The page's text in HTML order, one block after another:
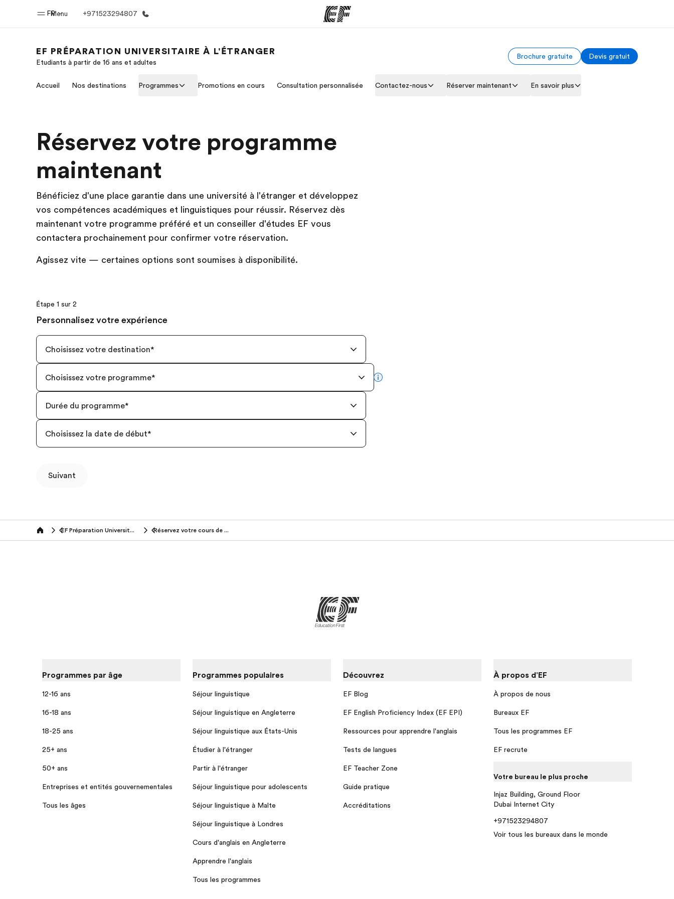
Menu
FR +971523294807
Bienvenue chez EF Nos offres Trouver un bureau Qui sommes-nous ? Rejoignez nos équipes
EF PRÉPARATION UNIVERSITAIRE À L'ÉTRANGER
Etudiants à partir de 16 ans et adultes
Brochure gratuite Devis gratuit
Accueil Nos destinations Programmes Promotions en cours Consultation personnalisée Contactez-nous Réserver maintenant En savoir plus
Réservez votre programme
maintenant
Bénéficiez d'une place garantie dans une université à l'étranger et développez
vos compétences académiques et linguistiques pour réussir. Réservez dès
maintenant votre programme préféré et un conseiller d'études EF vous
contactera prochainement pour confirmer votre réservation.
Agissez vite — certaines options sont soumises à disponibilité.
Étape 1 sur 2
Personnalisez votre expérience
Choisissez votre destination*
Choisissez votre programme* more info
Durée du programme*
Choisissez la date de début*
Suivant
Home EF Préparation Universitaire Réservez votre cours de langue
Programmes par âge
12-16 ans
16-18 ans
18-25 ans
25+ ans
50+ ans
Entreprises et entités gouvernementales
Tous les âges
Programmes populaires
Séjour linguistique
Séjour linguistique en Angleterre
Séjour linguistique aux États-Unis
Étudier à l'étranger
Partir à l'étranger
Séjour linguistique pour adolescents
Séjour linguistique à Malte
Séjour linguistique à Londres
Cours d'anglais en Angleterre
Apprendre l'anglais
Tous les programmes
Découvrez
EF Blog
EF English Proficiency Index (EF EPI)
Ressources pour apprendre l'anglais
Tests de langues
EF Teacher Zone
Guide pratique
Accréditations
À propos d'EF
À propos de nous
Bureaux EF
Tous les programmes EF
EF recrute
Votre bureau le plus proche
Injaz Building, Ground Floor
Dubai Internet City
+971523294807
Voir tous les bureaux dans le monde